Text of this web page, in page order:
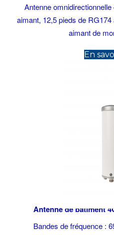
Antenne
aimant, 12,5 pieds de
aimant de
En
Antenne de bâtiment
Bandes de fréquence :